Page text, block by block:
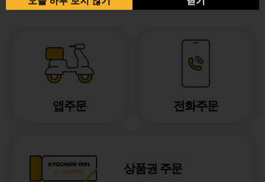
앱주문 전화주문
상품권 주문